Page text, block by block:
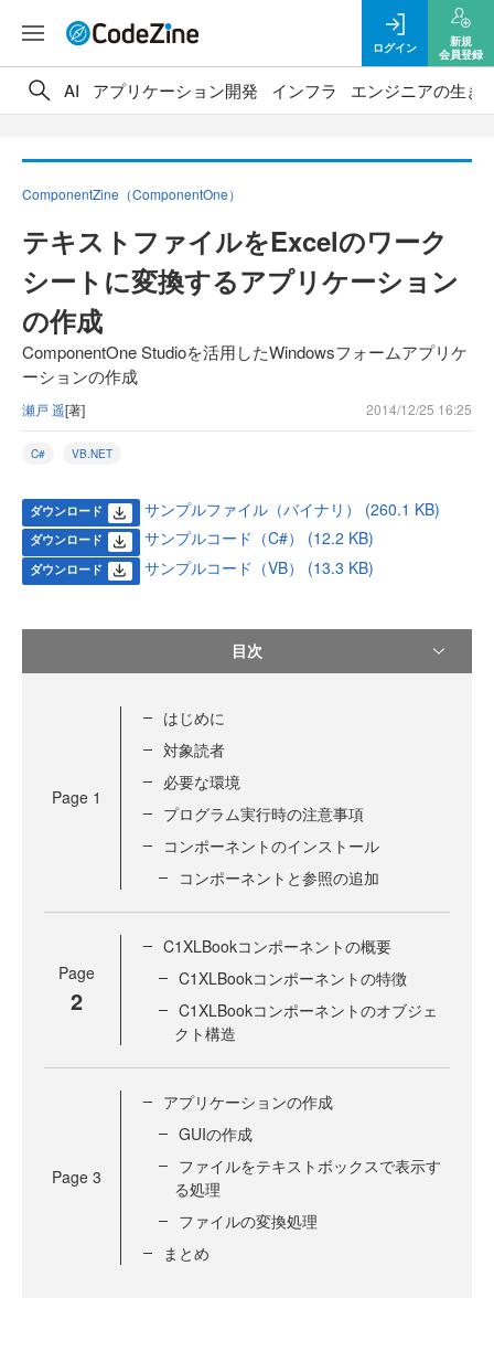
ログイン
新規
会員登録
AI アプリケーション開発 インフラ エンジニアの生き
ComponentZine（ComponentOne）
テキストファイルをExcelのワーク
シートに変換するアプリケーション
の作成
ComponentOne Studioを活用したWindowsフォームアプリケ
ーションの作成
瀬戸 遥[著] 2014/12/25 16:25
C# VB.NET
ダウンロード サンプルファイル（バイナリ） (260.1 KB)
ダウンロード サンプルコード（C#） (12.2 KB)
ダウンロード サンプルコード（VB） (13.3 KB)
目次
Page 1
はじめに
対象読者
必要な環境
プログラム実行時の注意事項
コンポーネントのインストール
コンポーネントと参照の追加
Page
2
C1XLBookコンポーネントの概要
C1XLBookコンポーネントの特徴
C1XLBookコンポーネントのオブジェ
クト構造
Page 3
アプリケーションの作成
GUIの作成
ファイルをテキストボックスで表示す
る処理
ファイルの変換処理
まとめ